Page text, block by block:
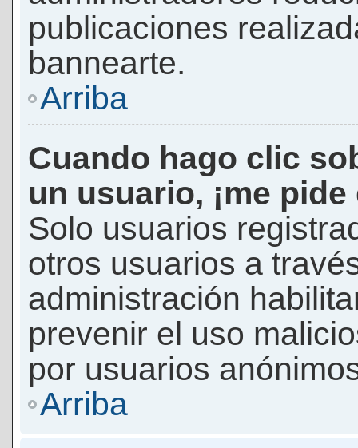
publicaciones
bannearte.
Arriba
Cuando hago clic
un usuario, ¡me
Solo usuarios
otros usuarios a
administración
prevenir el uso
por usuarios
Arriba